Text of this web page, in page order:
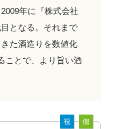
年に『株式会社
となる。それまで
た酒造りを数値化
ことで、より旨い酒
視 個